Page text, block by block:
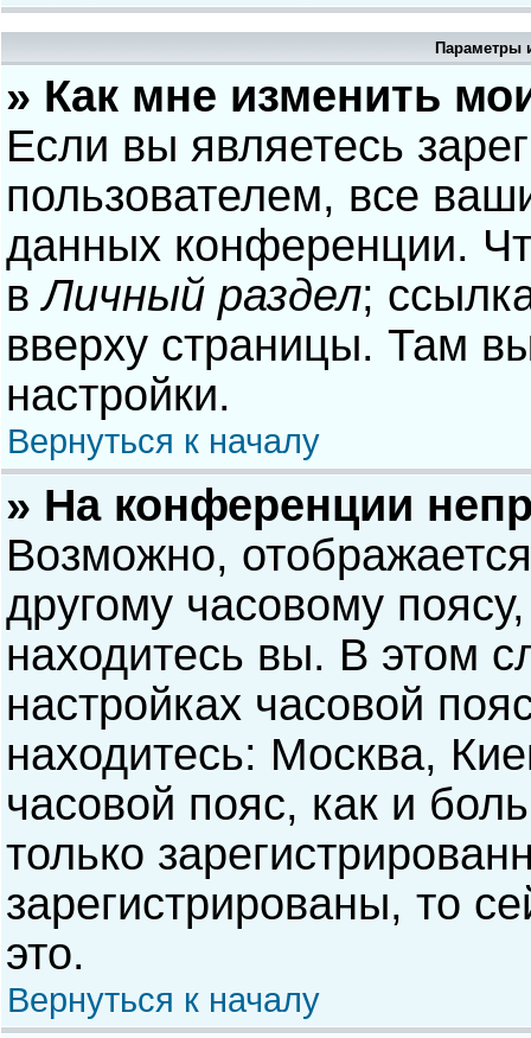
Параметры
» Как мне изменить
Если вы являетесь
пользователем, все
данных конференции.
вЛичный раздел;
вверху страницы. Там
настройки.
Вернуться к началу
» На конференции
Возможно,
другому часовому
находитесь вы. В этом
настройках часовой
находитесь: Москва,
часовой пояс, как и
только
зарегистрированы, то
это.
Вернуться к началу